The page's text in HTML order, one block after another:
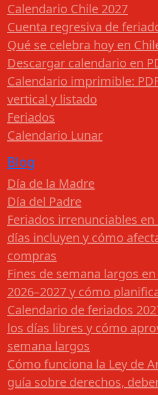
Calendario Chile 2027
Cuenta regresiva de
Qué se celebra hoy en
Descargar calendario en
Calendario imprimible:
vertical y listado
Feriados
Calendario Lunar
Blog
Día de la Madre
Día del Padre
Feriados irrenunciables
días incluyen y cómo
compras
Fines de semana largos
2026–2027 y cómo
Calendario de feriados
los días libres y cómo
semana largos
Cómo funciona la Ley de
guía sobre derechos,